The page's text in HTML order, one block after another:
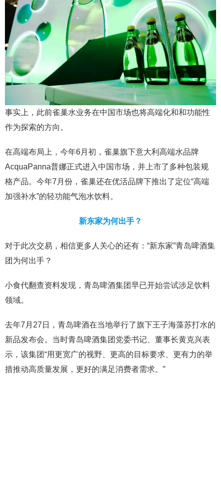
事实上，此前雀巢水业务在中国市场也将高端化和和功能性
作为探索的方向。
在高端布局上，今年6月初，雀巢旗下意大利高端水品牌
AcquaPanna普娜正式进入中国市场，并上市了多种包装规
格产品。今年7月份，雀巢还在优活品牌下推出了定位“高端
加强补水”的轻功能气泡水饮料。
新东家为何出手？
对于此次交易，相信更多人关心的还有：“新东家”青岛啤酒集
团为何出手？
小食代翻查资料发现，青岛啤酒集团早已开始尝试涉足饮料
领域。
去年7月27日，青岛啤酒在当地举行了旗下王子海藻苏打水的
新品发布会。当时青岛啤酒集团党委书记、董事长黄克兴表
示，该集团“用更宽广的视野、更高的目标要求、更有力的举
措推动高质量发展，更好的满足消费者需求。”